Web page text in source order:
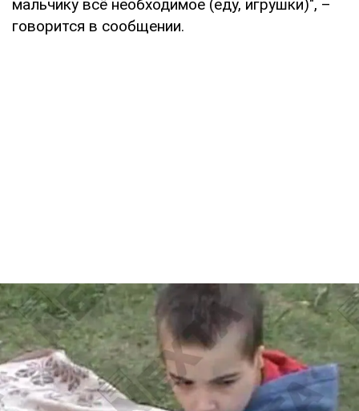
мальчику всё необходимое (еду, игрушки)", –
говорится в сообщении.